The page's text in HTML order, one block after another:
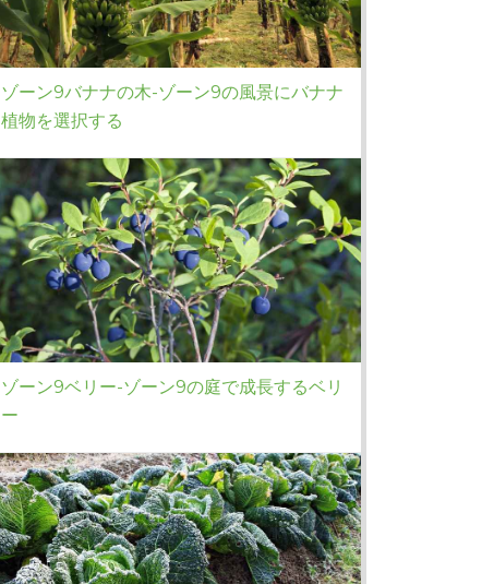
ゾーン9バナナの木-ゾーン9の風景にバナナ
植物を選択する
ゾーン9ベリー-ゾーン9の庭で成長するベリ
ー